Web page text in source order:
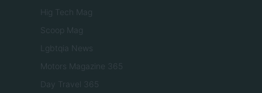
Hig Tech Mag
Scoop Mag
Lgbtqia News
Motors Magazine 365
Day Travel 365